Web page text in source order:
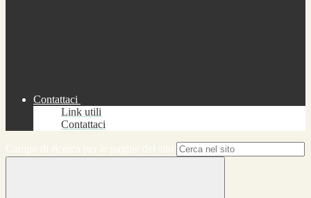
Contattaci
Link utili
Contattaci